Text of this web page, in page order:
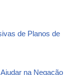
de Planos de
na Negação